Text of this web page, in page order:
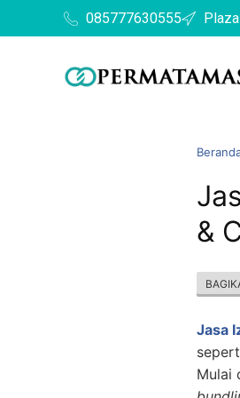
085777630555
&
Jasa
Mulai